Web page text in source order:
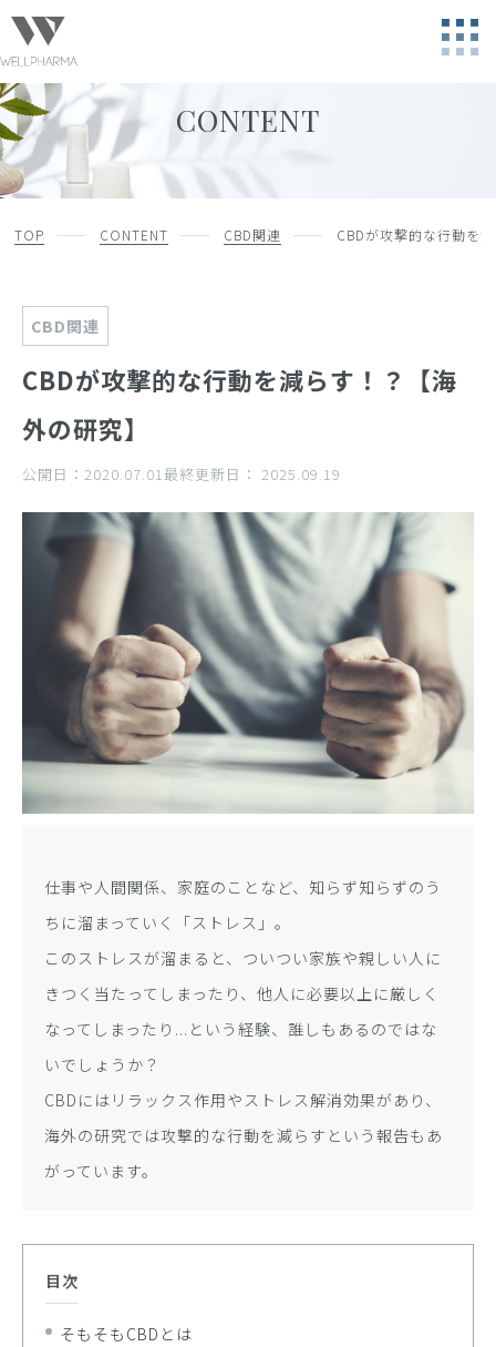
CONTENT
TOP CONTENT CBD関連 CBDが攻撃的な行動を
CBD関連
CBDが攻撃的な行動を減らす！？【海
外の研究】
公開日： 2020.07.01最終更新日： 2025.09.19
仕事や人間関係、家庭のことなど、知らず知らずのう
ちに溜まっていく「ストレス」。
このストレスが溜まると、ついつい家族や親しい人に
きつく当たってしまったり、他人に必要以上に厳しく
なってしまったり...という経験、誰しもあるのではな
いでしょうか？
CBDにはリラックス作用やストレス解消効果があり、
海外の研究では攻撃的な行動を減らすという報告もあ
がっています。
目次
そもそもCBDとは